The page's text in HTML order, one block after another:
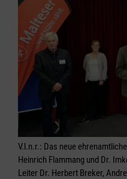
V.l.n.r.: Das neue
Heinrich Flammang und Dr.
Leiter Dr. Herbert Breker,